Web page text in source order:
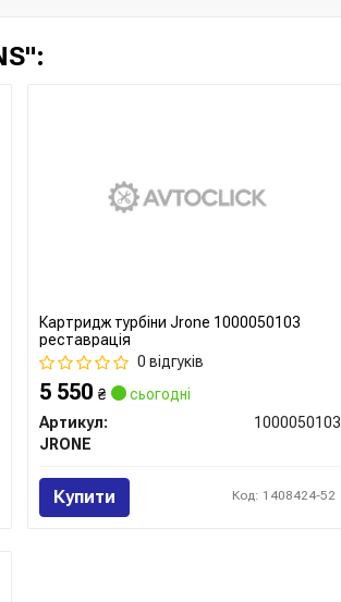
Картридж турбіни Jrone 1000050103
реставрація
0 відгуків
5 550 ₴
сьогодні
Артикул:
1000050103
JRONE
Купити Код: 1408424-52